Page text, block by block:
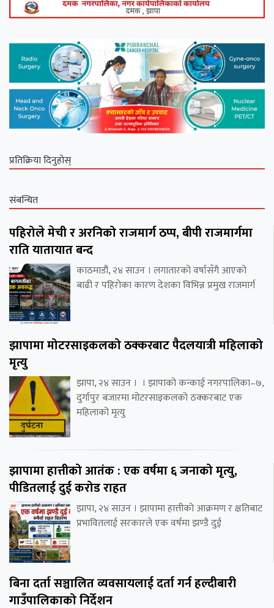
प्रतिक्रिया दिनुहोस्
संबन्धित
पहिरोले मेची र अरनिको राजमार्ग ठप्प, बीपी राजमार्गमा
राति यातायात बन्द
काठमाडौं, २४ साउन । लगातारको वर्षासँगै आएको
बाढी र पहिरोका कारण देशका विभिन्न प्रमुख राजमार्ग
झापामा मोटरसाइकलको ठक्करबाट पैदलयात्री महिलाको
मृत्यु
झापा, २४ साउन । । झापाको कन्काई नगरपालिका–७,
दुर्गापुर बजारमा मोटरसाइकलको ठक्करबाट एक
महिलाको मृत्यु
झापामा हात्तीको आतंक : एक वर्षमा ६ जनाको मृत्यु,
पीडितलाई दुई करोड राहत
झापा, २४ साउन । झापामा हात्तीको आक्रमण र क्षतिबाट
प्रभावितलाई सरकारले एक वर्षमा झण्डै दुई
बिना दर्ता सञ्चालित व्यवसायलाई दर्ता गर्न हल्दीबारी
गाउँपालिकाको निर्देशन